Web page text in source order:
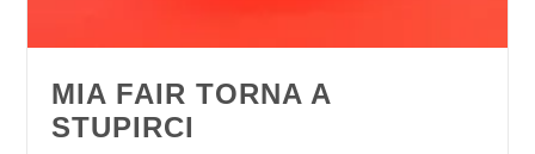
MIA FAIR TORNA A
STUPIRCI